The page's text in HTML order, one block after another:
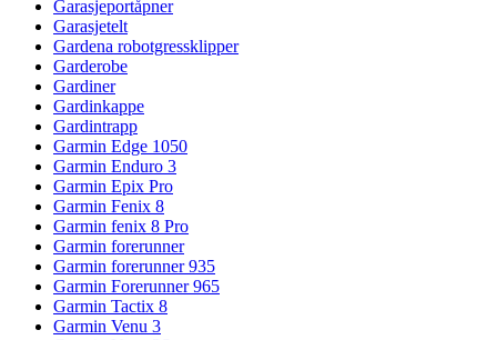
Garasjeportåpner
Garasjetelt
Gardena robotgressklipper
Garderobe
Gardiner
Gardinkappe
Gardintrapp
Garmin Edge 1050
Garmin Enduro 3
Garmin Epix Pro
Garmin Fenix 8
Garmin fenix 8 Pro
Garmin forerunner
Garmin forerunner 935
Garmin Forerunner 965
Garmin Tactix 8
Garmin Venu 3